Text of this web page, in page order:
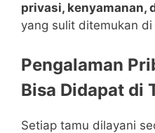
privasi, kenyamanan,
yang sulit ditemukan
Pengalaman
Bisa Didapat di
Setiap tamu dilayani